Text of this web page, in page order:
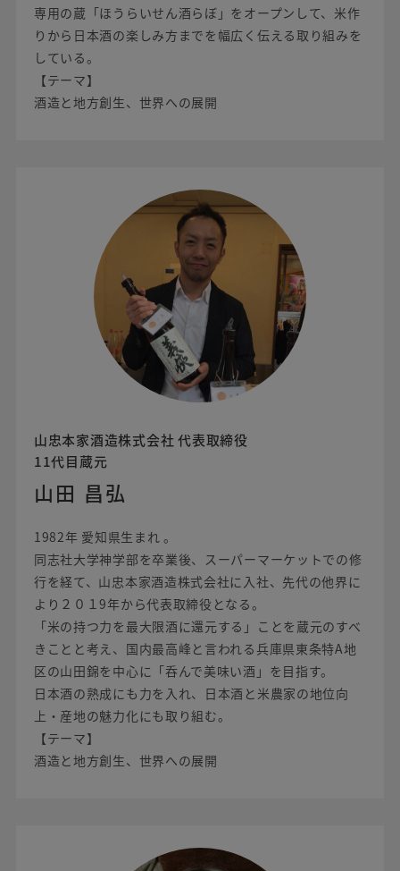
専用の蔵「ほうらいせん酒らぼ」をオープンして、米作
りから日本酒の楽しみ方までを幅広く伝える取り組みを
している。
【テーマ】
酒造と地方創生、世界への展開
山忠本家酒造株式会社 代表取締役
11代目蔵元
山田 昌弘
1982年 愛知県生まれ 。
同志社大学神学部を卒業後、スーパーマーケットでの修
行を経て、山忠本家酒造株式会社に入社、先代の他界に
より２０１9年から代表取締役となる。
「米の持つ力を最大限酒に還元する」ことを蔵元のすべ
きことと考え、国内最高峰と言われる兵庫県東条特A地
区の山田錦を中心に「呑んで美味い酒」を目指す。
日本酒の熟成にも力を入れ、日本酒と米農家の地位向
上・産地の魅力化にも取り組む。
【テーマ】
酒造と地方創生、世界への展開